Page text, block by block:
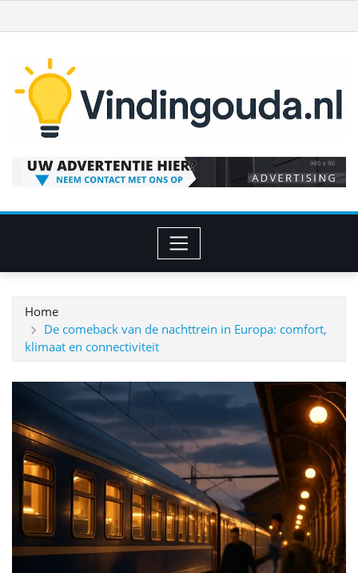
naar
inhoud
Home
De comeback van de nachttrein in Europa: comfort,
klimaat en connectiviteit